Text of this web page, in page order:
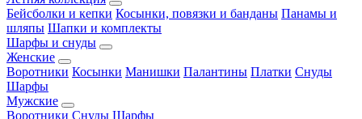
Бейсболки и кепки Косынки, повязки и банданы Панамы и
шляпы Шапки и комплекты
Шарфы и снуды
Женские
Воротники Косынки Манишки Палантины Платки Снуды
Шарфы
Мужские
Воротники Снуды Шарфы